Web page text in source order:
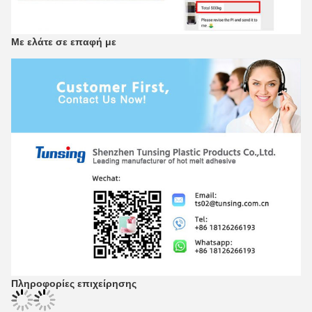
Με ελάτε σε επαφή με
Πληροφορίες επιχείρησης